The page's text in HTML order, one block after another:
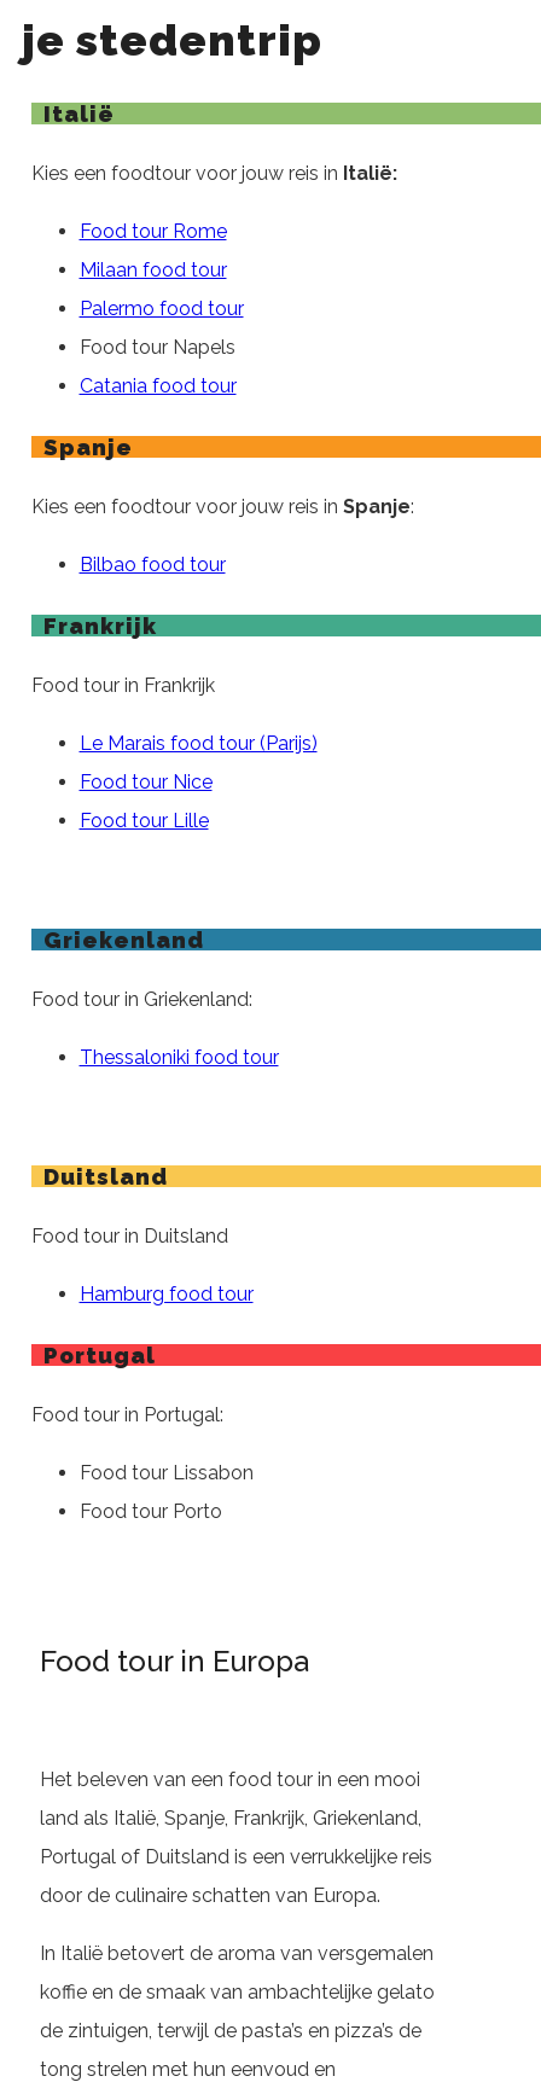
je stedentrip
Italië
Kies een foodtour voor jouw reis in Italië:
Food tour Rome
Milaan food tour
Palermo food tour
Food tour Napels
Catania food tour
Spanje
Kies een foodtour voor jouw reis in Spanje:
Bilbao food tour
Frankrijk
Food tour in Frankrijk
Le Marais food tour (Parijs)
Food tour Nice
Food tour Lille
Griekenland
Food tour in Griekenland:
Thessaloniki food tour
Duitsland
Food tour in Duitsland
Hamburg food tour
Portugal
Food tour in Portugal:
Food tour Lissabon
Food tour Porto
Food tour in Europa
Het beleven van een food tour in een mooi
land als Italië, Spanje, Frankrijk, Griekenland,
Portugal of Duitsland is een verrukkelijke reis
door de culinaire schatten van Europa.
In Italië betovert de aroma van versgemalen
koffie en de smaak van ambachtelijke gelato
de zintuigen, terwijl de pasta’s en pizza’s de
tong strelen met hun eenvoud en